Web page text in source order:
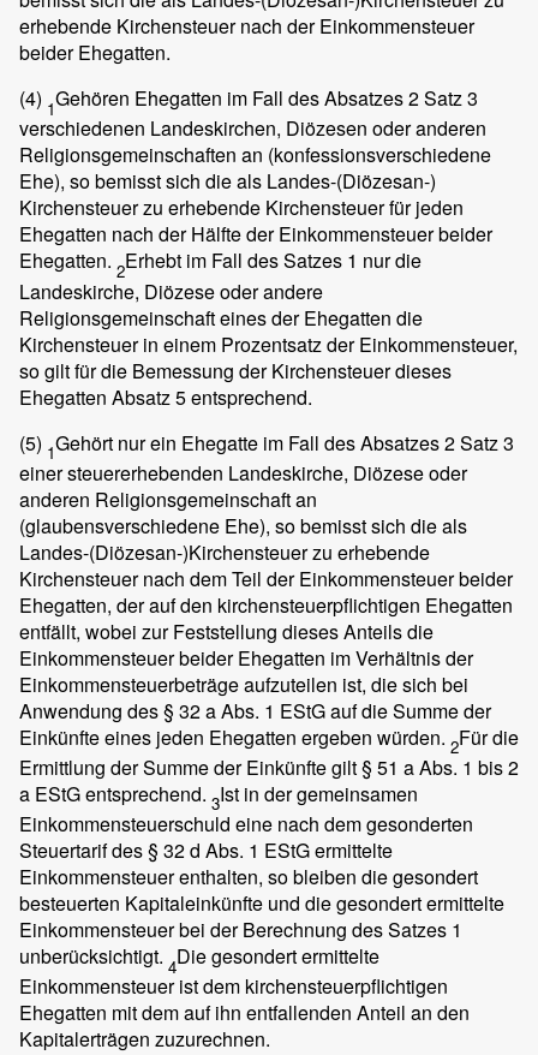
erhebende Kirchensteuer nach der Einkommensteuer
beider Ehegatten.
(4) 1Gehören Ehegatten im Fall des Absatzes 2 Satz 3
verschiedenen Landeskirchen, Diözesen oder anderen
Religionsgemeinschaften an (konfessionsverschiedene
Ehe), so bemisst sich die als Landes-(Diözesan-)
Kirchensteuer zu erhebende Kirchensteuer für jeden
Ehegatten nach der Hälfte der Einkommensteuer beider
Ehegatten. 2Erhebt im Fall des Satzes 1 nur die
Landeskirche, Diözese oder andere
Religionsgemeinschaft eines der Ehegatten die
Kirchensteuer in einem Prozentsatz der Einkommensteuer,
so gilt für die Bemessung der Kirchensteuer dieses
Ehegatten Absatz 5 entsprechend.
(5) 1Gehört nur ein Ehegatte im Fall des Absatzes 2 Satz 3
einer steuererhebenden Landeskirche, Diözese oder
anderen Religionsgemeinschaft an
(glaubensverschiedene Ehe), so bemisst sich die als
Landes-(Diözesan-)Kirchensteuer zu erhebende
Kirchensteuer nach dem Teil der Einkommensteuer beider
Ehegatten, der auf den kirchensteuerpflichtigen Ehegatten
entfällt, wobei zur Feststellung dieses Anteils die
Einkommensteuer beider Ehegatten im Verhältnis der
Einkommensteuerbeträge aufzuteilen ist, die sich bei
Anwendung des § 32 a Abs. 1 EStG auf die Summe der
Einkünfte eines jeden Ehegatten ergeben würden. 2Für die
Ermittlung der Summe der Einkünfte gilt § 51 a Abs. 1 bis 2
a EStG entsprechend. 3Ist in der gemeinsamen
Einkommensteuerschuld eine nach dem gesonderten
Steuertarif des § 32 d Abs. 1 EStG ermittelte
Einkommensteuer enthalten, so bleiben die gesondert
besteuerten Kapitaleinkünfte und die gesondert ermittelte
Einkommensteuer bei der Berechnung des Satzes 1
unberücksichtigt. 4Die gesondert ermittelte
Einkommensteuer ist dem kirchensteuerpflichtigen
Ehegatten mit dem auf ihn entfallenden Anteil an den
Kapitalerträgen zuzurechnen.